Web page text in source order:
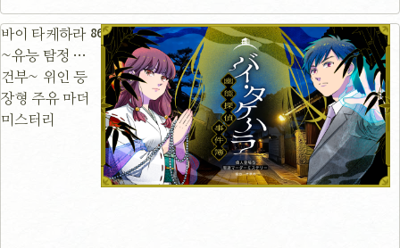
바이 타케하라
~유능 탐정 사
건부~ 위인 등
장형 주유 마더
미스터리
86m